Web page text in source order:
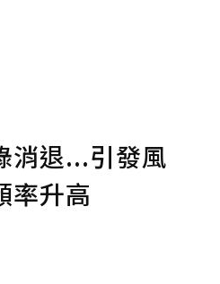
消退...引發風
率升高